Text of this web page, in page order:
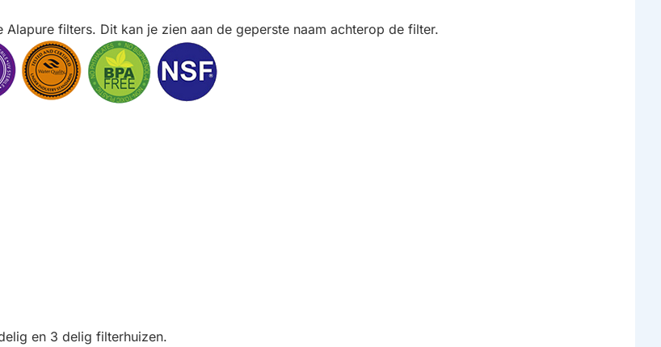
filters. Dit kan je zien aan de geperste naam achterop de filter.
en 3 delig filterhuizen.